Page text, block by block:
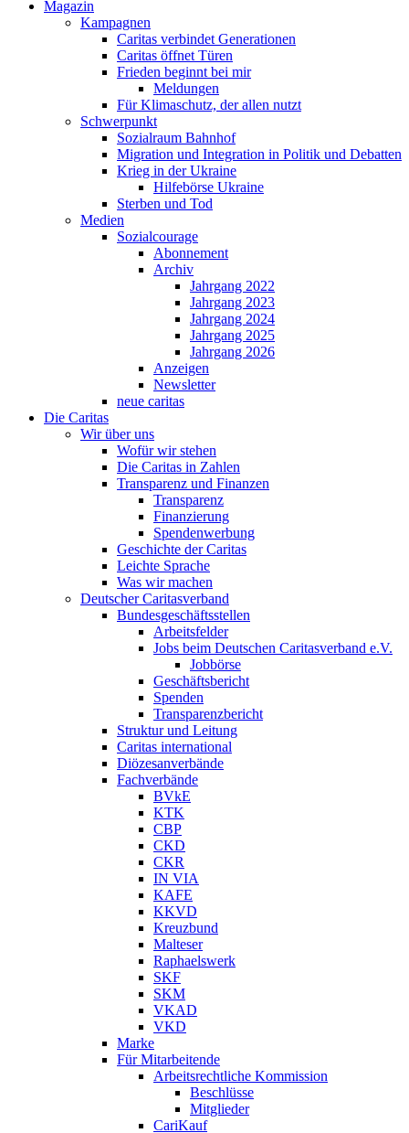
Magazin
Kampagnen
Caritas verbindet Generationen
Caritas öffnet Türen
Frieden beginnt bei mir
Meldungen
Für Klimaschutz, der allen nutzt
Schwerpunkt
Sozialraum Bahnhof
Migration und Integration in Politik und Debatten
Krieg in der Ukraine
Hilfebörse Ukraine
Sterben und Tod
Medien
Sozialcourage
Abonnement
Archiv
Jahrgang 2022
Jahrgang 2023
Jahrgang 2024
Jahrgang 2025
Jahrgang 2026
Anzeigen
Newsletter
neue caritas
Die Caritas
Wir über uns
Wofür wir stehen
Die Caritas in Zahlen
Transparenz und Finanzen
Transparenz
Finanzierung
Spendenwerbung
Geschichte der Caritas
Leichte Sprache
Was wir machen
Deutscher Caritasverband
Bundesgeschäftsstellen
Arbeitsfelder
Jobs beim Deutschen Caritasverband e.V.
Jobbörse
Geschäftsbericht
Spenden
Transparenzbericht
Struktur und Leitung
Caritas international
Diözesanverbände
Fachverbände
BVkE
KTK
CBP
CKD
CKR
IN VIA
KAFE
KKVD
Kreuzbund
Malteser
Raphaelswerk
SKF
SKM
VKAD
VKD
Marke
Für Mitarbeitende
Arbeitsrechtliche Kommission
Beschlüsse
Mitglieder
CariKauf